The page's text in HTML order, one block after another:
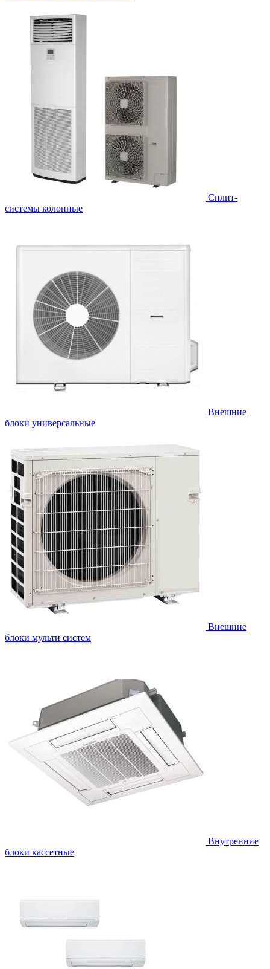
Cплит-
системы колонные
Внешние
блоки универсальные
Внешние
блоки мульти систем
Внутренние
блоки кассетные